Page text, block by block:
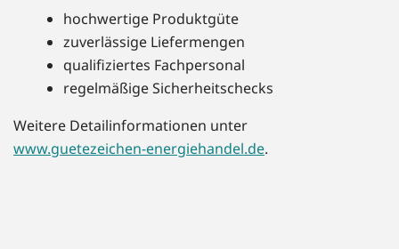
hochwertige Produktgüte
zuverlässige Liefermengen
qualifiziertes Fachpersonal
regelmäßige Sicherheitschecks
Weitere Detailinformationen unter
www.guetezeichen-energiehandel.de.